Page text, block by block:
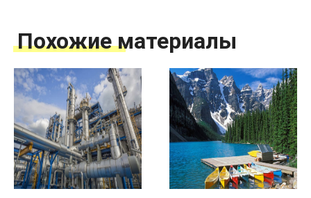
Похожие материалы